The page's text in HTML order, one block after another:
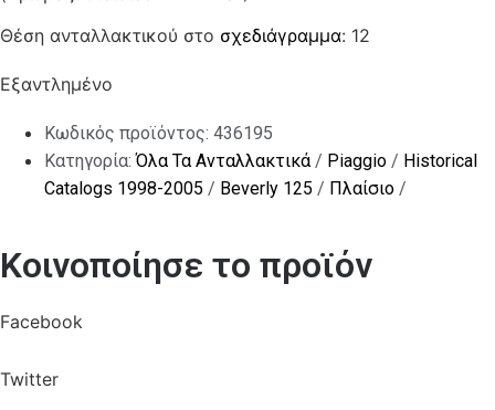
Θέση ανταλλακτικού στο σχεδιάγραμμα: 12
Εξαντλημένο
Κωδικός προϊόντος: 436195
Κατηγορία:Όλα Τα Ανταλλακτικά/ Piaggio / Historical
Catalogs 1998-2005 / Beverly 125 / Πλαίσιο /
Κοινοποίησε το προϊόν
Facebook
Twitter